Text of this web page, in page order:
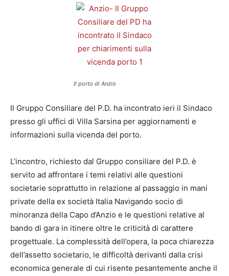
Il porto di Anzio
Il Gruppo Consiliare del P.D. ha incontrato ieri il Sindaco
presso gli uffici di Villa Sarsina per aggiornamenti e
informazioni sulla vicenda del porto.
L’incontro, richiesto dal Gruppo consiliare del P.D. è
servito ad affrontare i temi relativi alle questioni
societarie soprattutto in relazione al passaggio in mani
private della ex società Italia Navigando socio di
minoranza della Capo d’Anzio e le questioni relative al
bando di gara in itinere oltre le criticità di carattere
progettuale. La complessità dell’opera, la poca chiarezza
dell’assetto societario, le difficoltà derivanti dalla crisi
economica generale di cui risente pesantemente anche il